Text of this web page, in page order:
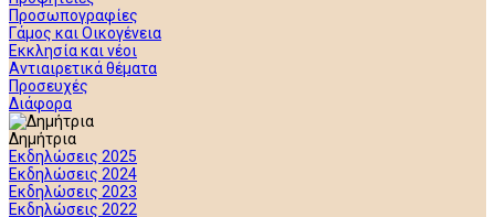
Προσωπογραφίες
Γάμος και Οικογένεια
Εκκλησία και νέοι
Αντιαιρετικά θέματα
Προσευχές
Διάφορα
Δημήτρια
Εκδηλώσεις 2025
Εκδηλώσεις 2024
Εκδηλώσεις 2023
Εκδηλώσεις 2022